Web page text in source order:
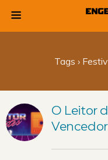
Tags ›
O Leitor